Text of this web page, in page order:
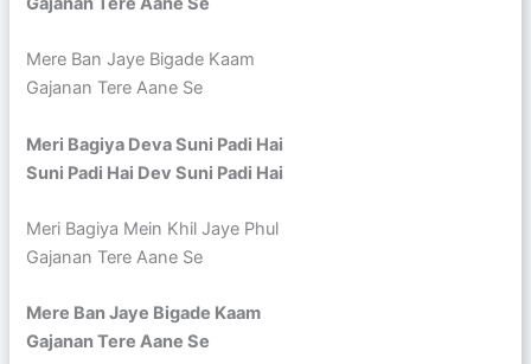
Mere Ban Jaye Bigade Kaam
Gajanan Tere Aane Se
Meri Bagiya Deva Suni Padi Hai
Suni Padi Hai Dev Suni Padi Hai
Meri Bagiya Mein Khil Jaye Phul
Gajanan Tere Aane Se
Mere Ban Jaye Bigade Kaam
Gajanan Tere Aane Se